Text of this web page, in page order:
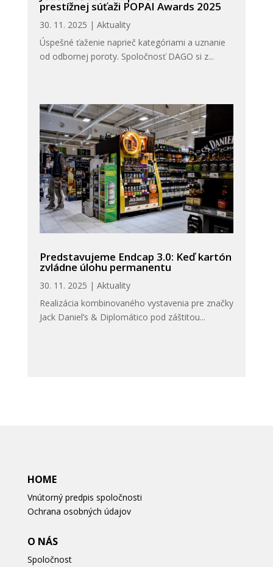
prestížnej súťaži POPAI Awards 2025
30. 11. 2025 | Aktuality
Úspešné ťaženie naprieč kategóriami a uznanie
od odbornej poroty. Spoločnosť DAGO si z...
Predstavujeme Endcap 3.0: Keď kartón
zvládne úlohu permanentu
30. 11. 2025 | Aktuality
Realizácia kombinovaného vystavenia pre značky
Jack Daniel’s & Diplomático pod záštitou...
HOME
Vnútorný predpis spoločnosti
Ochrana osobných údajov
O NÁS
Spoločnost